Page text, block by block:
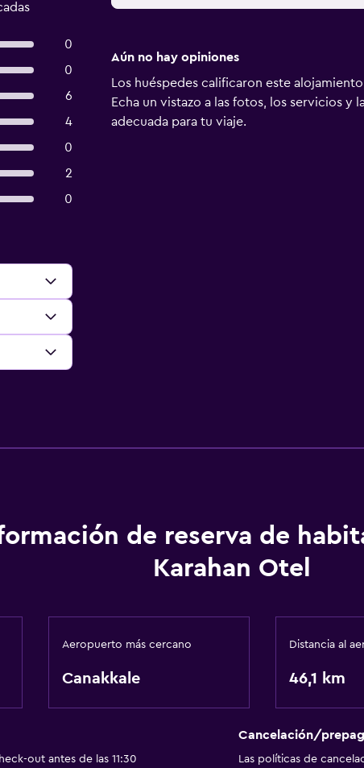
0
0
6
4
0
2
0
Aún no hay opiniones
Los huéspedes calificaron este
Echa un vistazo a las fotos, los servicios y
adecuada para tu viaje.
de reserva de
Karahan Otel
Aeropuerto más cercano
Canakkale
Distancia al
46,1 km
out antes de las 11:30
Cancelación/
Las políticas de